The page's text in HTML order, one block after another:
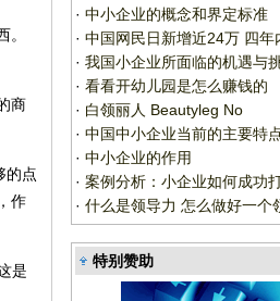
。
商
的点
作
是
· 中小企业的概念和界定标准
· 中国网民日新增近24万 四年
· 我国小企业所面临的机遇与
· 看看开幼儿园是怎么赚钱的
· 白领丽人 Beautyleg No
· 中国中小企业当前的主要特
· 中小企业的作用
· 案例分析：小企业如何成功
· 什么是领导力 怎么做好一个
特别赞助